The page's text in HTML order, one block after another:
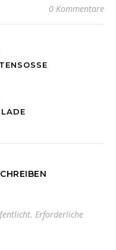
0 Kommentare
Erforderliche